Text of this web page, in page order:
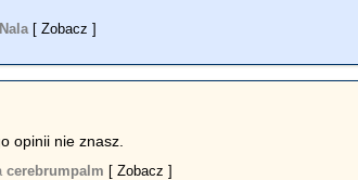
Nala [ Zobacz ]
opinii nie znasz.
cerebrumpalm [ Zobacz ]